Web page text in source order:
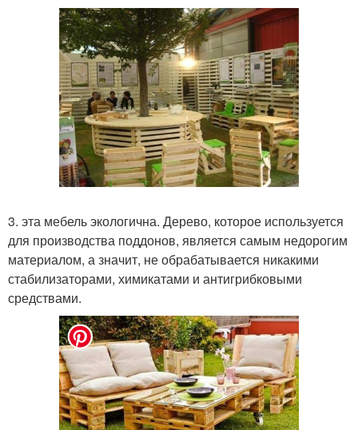
3. эта мебель экологична. Дерево, которое используется
для производства поддонов, является самым недорогим
материалом, а значит, не обрабатывается никакими
стабилизаторами, химикатами и антигрибковыми
средствами.